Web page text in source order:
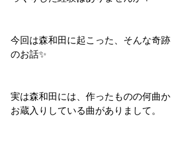
今回は森和田に起こった、そんな奇跡
のお話✨️
実は森和田には、作ったものの何曲か
お蔵入りしている曲がありまして。